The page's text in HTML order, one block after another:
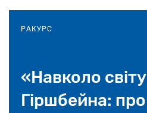
ВЄК у Женеві
На Закарпатті відновлять
синагогу у селі Великі
РАКУРС
«Навколо
Гіршбейна: